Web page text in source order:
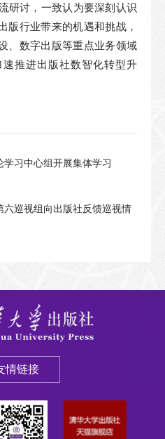
研讨，一致认为要深刻认识
版行业带来的机遇和挑战，
、数字出版等重点业务领域
推进出版社数智化转型升
学习中心组开展集体学习
巡视组向出版社反馈巡视情
情链接